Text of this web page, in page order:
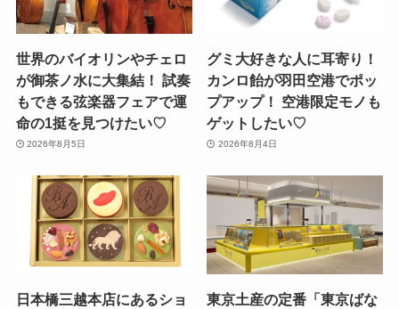
世界のバイオリンやチェロ
が御茶ノ水に大集結！ 試奏
もできる弦楽器フェアで運
命の1挺を見つけたい♡
2026年8月5日
グミ大好きな人に耳寄り！
カンロ飴が羽田空港でポッ
プアップ！ 空港限定モノも
ゲットしたい♡
2026年8月4日
日本橋三越本店にあるショ
東京土産の定番「東京ばな